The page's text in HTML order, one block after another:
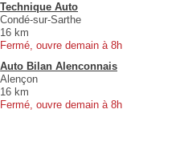
Technique Auto
Condé-sur-Sarthe
16 km
Fermé, ouvre demain à 8h
Auto Bilan Alenconnais
Alençon
16 km
Fermé, ouvre demain à 8h